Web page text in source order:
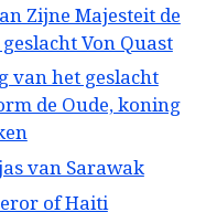
Zijne Majesteit de
Von Quast
van het geslacht
de Oude, koning
van Sarawak
of Haiti